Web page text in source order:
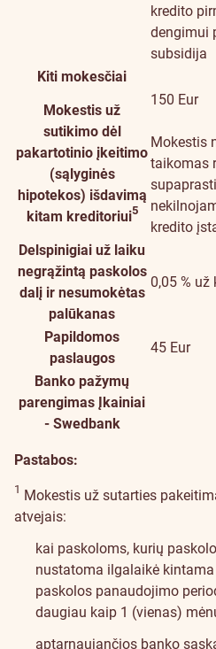
kredito
dengimui
subsidija
Kiti mokesčiai
Mokestis už
sutikimo dėl
pakartotinio įkeitimo
(sąlyginės
hipotekos) išdavimą
kitam kreditoriui5
150 Eur
Mokestis
taikomas
kredito
Delspinigiai už laiku
negrąžintą paskolos
dalį ir nesumokėtas
palūkanas
0,05 %
Papildomos
paslaugos
45 Eur
Banko pažymų
parengimas Įkainiai
- Swedbank
Pastabos:
1 Mokestis už sutarties
atvejais:
kai paskoloms, kurių
nustatoma ilgalaikė
paskolos panaudojimo
daugiau kaip 1 (vienas)
aptarnaujančios banko